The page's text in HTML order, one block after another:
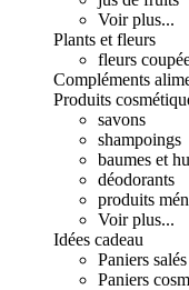
Voir plus...
Plants et fleurs
fleurs
Compléments
Produits
savons
shampoings
baumes et
déodorants
produits
Voir plus...
Idées cadeau
Paniers salés
Paniers